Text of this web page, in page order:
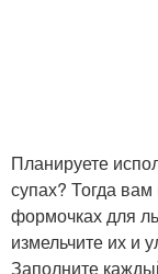
Планируете
супах? Тогда
формочках для
измельчите их и
Заполните